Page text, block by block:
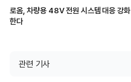
로옴, 차량용 48V 전원 시스템 대응 강화
한다
관련 기사